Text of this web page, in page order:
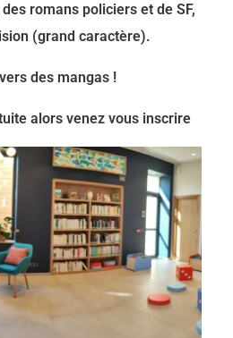
romans policiers et de SF,
(grand caractère).
des mangas !
alors venez vous inscrire